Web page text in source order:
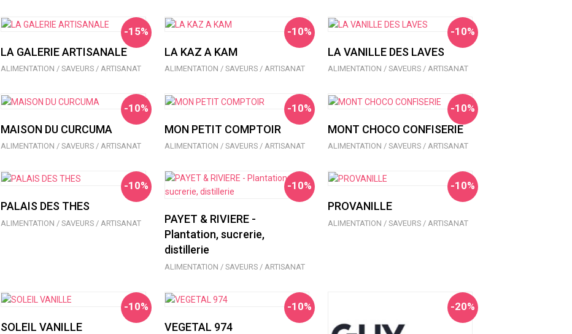
-15%
LA GALERIE ARTISANALE
ALIMENTATION / SAVEURS / ARTISANAT
-10%
LA KAZ A KAM
ALIMENTATION / SAVEURS / ARTISANAT
-10%
LA VANILLE DES LAVES
ALIMENTATION / SAVEURS / ARTISANAT
-10%
MAISON DU CURCUMA
ALIMENTATION / SAVEURS / ARTISANAT
-10%
MON PETIT COMPTOIR
ALIMENTATION / SAVEURS / ARTISANAT
-10%
MONT CHOCO CONFISERIE
ALIMENTATION / SAVEURS / ARTISANAT
-10%
PALAIS DES THES
ALIMENTATION / SAVEURS / ARTISANAT
-10%
PAYET & RIVIERE -
Plantation, sucrerie,
distillerie
ALIMENTATION / SAVEURS / ARTISANAT
-10%
PROVANILLE
ALIMENTATION / SAVEURS / ARTISANAT
-10%
SOLEIL VANILLE
-10%
VEGETAL 974
-20%